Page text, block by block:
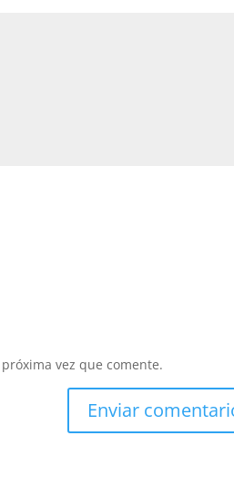
vez que comente.